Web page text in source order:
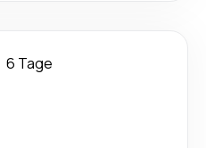
6 Tage